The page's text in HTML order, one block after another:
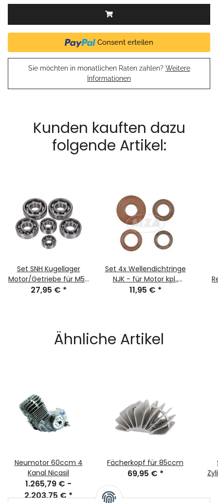
Consent erteilen
Sie möchten in monatlichen Raten zahlen? Weitere
Informationen
Kunden kauften dazu
folgende Artikel:
Set SNH Kugellager
Motor/Getriebe für M53
S50 KR51/1
27,95 € *
Set 4x Wellendichtringe
NJK - für Motor kpl.,
FPM, braun - M500-
11,95 € *
Ähnliche Artikel
Neumotor 60ccm 4
Kanal Nicasil
1.265,79 € -
2.203,75 €*
Fächerkopf für 85ccm
69,95 € *